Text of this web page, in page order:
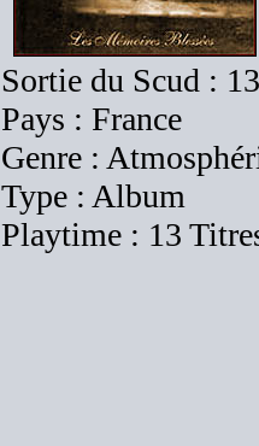
Sortie du Scud :
Pays : France
Genre :
Type : Album
Playtime : 13